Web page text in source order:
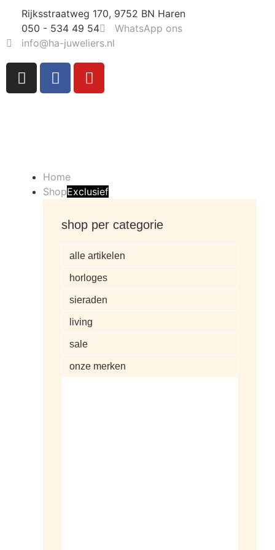
Rijksstraatweg 170, 9752 BN Haren
050 - 534 49 54
WhatsApp ons
info@ha-juweliers.nl
Home
ShopExclusief
shop per categorie
alle artikelen
horloges
sieraden
living
sale
onze merken